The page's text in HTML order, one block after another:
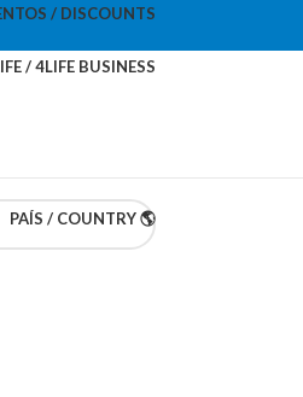
/ DISCOUNTS
/ 4LIFE BUSINESS
PAÍS / COUNTRY 🌎